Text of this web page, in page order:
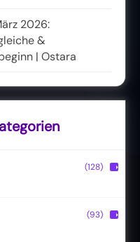
2026:
&
| Ostara
(20)
(128) ▶
(93) ▶